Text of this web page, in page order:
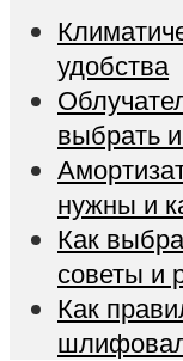
удобства
выбрать
нужны и
Как
советы и
Как